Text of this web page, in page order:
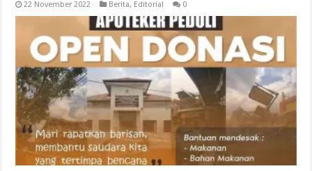
22 November 2022 Berita, Editorial 0